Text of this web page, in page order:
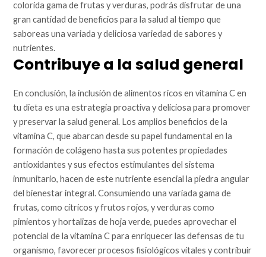
colorida gama de frutas y verduras, podrás disfrutar de una
gran cantidad de beneficios para la salud al tiempo que
saboreas una variada y deliciosa variedad de sabores y
nutrientes.
Contribuye a la salud general
En conclusión, la inclusión de alimentos ricos en vitamina C en
tu dieta es una estrategia proactiva y deliciosa para promover
y preservar la salud general. Los amplios beneficios de la
vitamina C, que abarcan desde su papel fundamental en la
formación de colágeno hasta sus potentes propiedades
antioxidantes y sus efectos estimulantes del sistema
inmunitario, hacen de este nutriente esencial la piedra angular
del bienestar integral. Consumiendo una variada gama de
frutas, como cítricos y frutos rojos, y verduras como
pimientos y hortalizas de hoja verde, puedes aprovechar el
potencial de la vitamina C para enriquecer las defensas de tu
organismo, favorecer procesos fisiológicos vitales y contribuir